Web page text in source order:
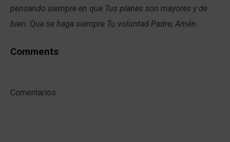
pensando siempre en que Tus planes son mayores y de
bien. Que se haga siempre Tu voluntad Padre, Amén.
Comments
Comentarios